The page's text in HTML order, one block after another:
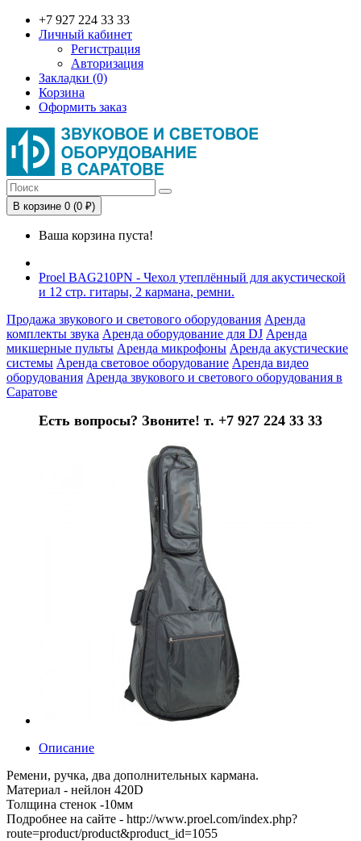
+7 927 224 33 33
Личный кабинет
Регистрация
Авторизация
Закладки (0)
Корзина
Оформить заказ
В корзине 0 (0 ₽)
Ваша корзина пуста!
Proel BAG210PN - Чехол утеплённый для акустической
и 12 стр. гитары, 2 кармана, ремни.
Продажа звукового и светового оборудования Аренда
комплекты звука Аренда оборудование для DJ Аренда
микшерные пульты Аренда микрофоны Аренда акустические
системы Аренда световое оборудование Аренда видео
оборудования Аренда звукового и светового оборудования в
Саратове
Есть вопросы? Звоните! т. +7 927 224 33 33
Описание
Ремени, ручка, два дополнительных кармана.
Материал - нейлон 420D
Толщина стенок -10мм
Подробнее на сайте - http://www.proel.com/index.php?
route=product/product&product_id=1055